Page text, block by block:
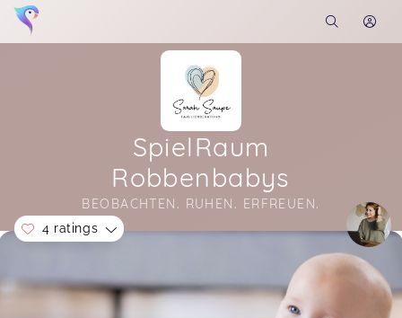
SpielRaum
Robbenbabys
BEOBACHTEN. RUHEN. ERFREUEN.
Soon you will learn more about me here...
4 ratings
Bergül,Feb 13